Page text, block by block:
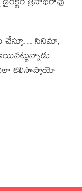
డైరెక్టర్ త్రినాథరావు
చేస్తూ… సినిమా,
కలిసొస్తాయో